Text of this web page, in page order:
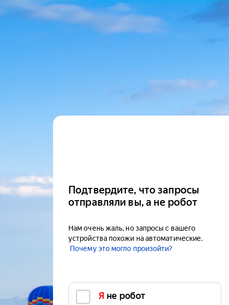
Подтвердите, что запросы
отправляли вы, а не робот
Нам очень жаль, но запросы с вашего
устройства похожи на автоматические.
Почему это могло произойти?
Я не робот